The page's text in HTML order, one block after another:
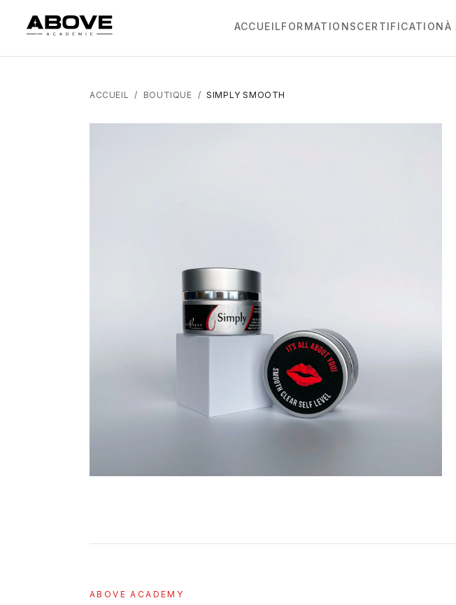
ACCUEILFORMATIONSCERTIFICATIONÀ
ACCUEIL / BOUTIQUE / SIMPLY SMOOTH
ABOVE ACADEMY